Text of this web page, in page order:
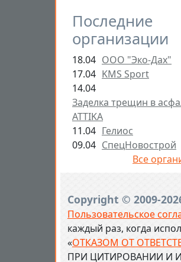
Последние
организации
18.04 ООО "Эко-Дах"
17.04 KMS Sport
14.04
Заделка трещин в
ATTIKA
11.04 Гелиос
09.04 СпецНовострой
Все
Copyright © 2009-
Пользовательское
каждый раз, когда
«ОТКАЗОМ ОТ
ПРИ ЦИТИРОВАНИИ И